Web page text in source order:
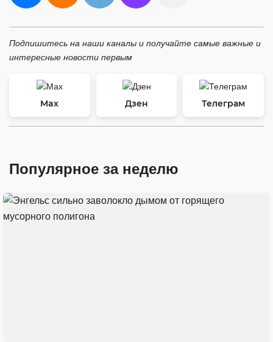
Подпишитесь на наши каналы и получайте самые важные и
интересные новости первым
Max Дзен Телеграм
Популярное за неделю